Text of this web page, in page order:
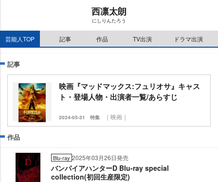
西凛太朗
にしりんたろう
芸能人TOP 記事 作品 TV出演 ドラマ出演
記事
映画『マッドマックス:フュリオサ』キャス
ト・登場人物・出演者一覧/あらすじ
2024-05-31 特集 ｜映画｜
作品
Blu-ray 2025年03月26日発売
バンパイアハンターD Blu-ray special
collection(初回生産限定)